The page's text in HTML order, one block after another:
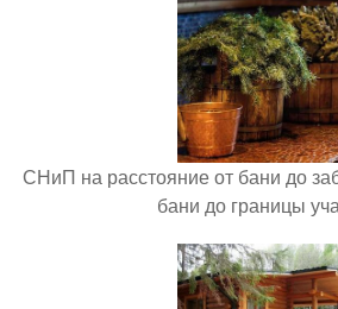
СНиП на расстояние от бани до
бани до границы